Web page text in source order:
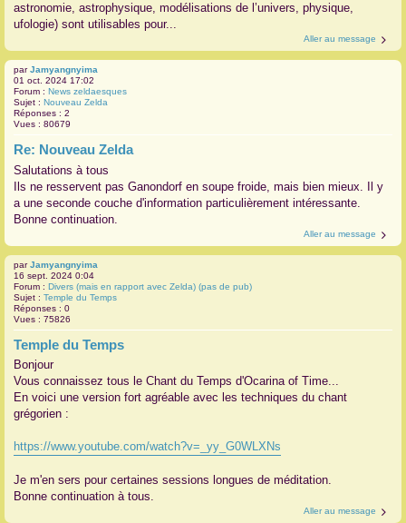
astronomie, astrophysique, modélisations de l’univers, physique,
ufologie) sont utilisables pour...
Aller au message
parJamyangnyima
01 oct. 2024 17:02
Forum : News zeldaesques
Sujet : Nouveau Zelda
Réponses : 2
Vues : 80679
Re: Nouveau Zelda
Salutations à tous
Ils ne resservent pas Ganondorf en soupe froide, mais bien mieux. Il y
a une seconde couche d'information particulièrement intéressante.
Bonne continuation.
Aller au message
parJamyangnyima
16 sept. 2024 0:04
Forum : Divers (mais en rapport avec Zelda) (pas de pub)
Sujet : Temple du Temps
Réponses : 0
Vues : 75826
Temple du Temps
Bonjour
Vous connaissez tous le Chant du Temps d'Ocarina of Time...
En voici une version fort agréable avec les techniques du chant
grégorien :
https://www.youtube.com/watch?v=_yy_G0WLXNs
Je m'en sers pour certaines sessions longues de méditation.
Bonne continuation à tous.
Aller au message